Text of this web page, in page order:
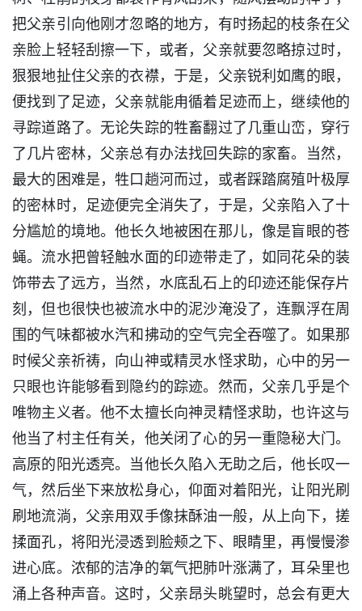
把父亲引向他刚才忽略的地方，有时扬起的枝条在父
亲脸上轻轻刮擦一下，或者，父亲就要忽略掠过时，
狠狠地扯住父亲的衣襟，于是，父亲锐利如鹰的眼，
便找到了足迹，父亲就能甪循着足迹而上，继续他的
寻踪道路了。无论失踪的牲畜翻过了几重山峦，穿行
了几片密林，父亲总有办法找回失踪的家畜。当然，
最大的困难是，牲口趟河而过，或者踩踏腐殖叶极厚
的密林时，足迹便完全消失了，于是，父亲陷入了十
分尴尬的境地。他长久地被困在那儿，像是盲眼的苍
蝇。流水把曾轻触水面的印迹带走了，如同花朵的装
饰带去了远方，当然，水底乱石上的印迹还能保存片
刻，但也很快也被流水中的泥沙淹没了，连飘浮在周
围的气味都被水汽和拂动的空气完全吞噬了。如果那
时候父亲祈祷，向山神或精灵水怪求助，心中的另一
只眼也许能够看到隐约的踪迹。然而，父亲几乎是个
唯物主义者。他不太擅长向神灵精怪求助，也许这与
他当了村主任有关，他关闭了心的另一重隐秘大门。
高原的阳光透亮。当他长久陷入无助之后，他长叹一
气，然后坐下来放松身心，仰面对着阳光，让阳光刷
刷地流淌，父亲用双手像抹酥油一般，从上向下，搓
揉面孔，将阳光浸透到脸颊之下、眼睛里，再慢慢渗
进心底。浓郁的洁净的氧气把肺叶涨满了，耳朵里也
涌上各种声音。这时，父亲昂头眺望时，总会有更大